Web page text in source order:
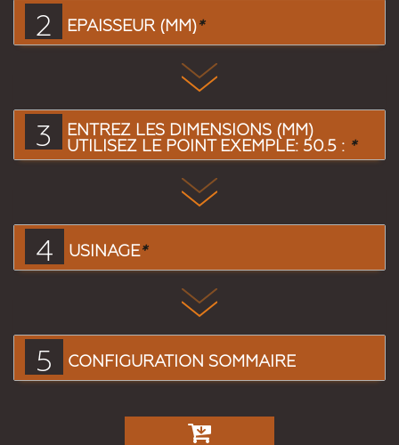
2 EPAISSEUR (MM)*
3
ENTREZ LES DIMENSIONS (MM)
UTILISEZ LE POINT EXEMPLE: 50.5 : *
4 USINAGE*
5 CONFIGURATION SOMMAIRE